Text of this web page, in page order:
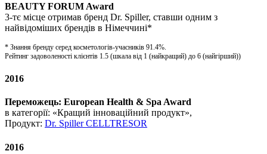
BEAUTY FORUM Award
3-тє місце отримав бренд Dr. Spiller, ставши одним з
найвідоміших брендів в Німеччині*
* Знання бренду серед косметологів-учасників 91.4%.
Рейтинг задоволеності клієнтів 1.5 (шкала від 1 (найкращий) до 6 (найгірший))
2016
Переможець: European Health & Spa Award
в категорії: «Кращий інноваційний продукт»,
Продукт: Dr. Spiller CELLTRESOR
2016